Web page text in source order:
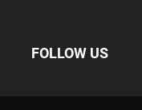
FOLLOW US